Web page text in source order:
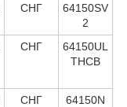
СНГ
64150SV
2
СНГ
64150UL
THCB
СНГ
64150N